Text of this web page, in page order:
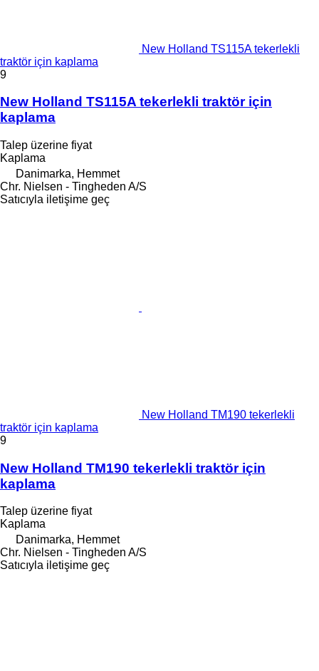
New Holland TS115A tekerlekli
traktör için kaplama
9
New Holland TS115A tekerlekli traktör için
kaplama
Talep üzerine fiyat
Kaplama
Danimarka, Hemmet
Chr. Nielsen - Tingheden A/S
Satıcıyla iletişime geç
New Holland TM190 tekerlekli
traktör için kaplama
9
New Holland TM190 tekerlekli traktör için
kaplama
Talep üzerine fiyat
Kaplama
Danimarka, Hemmet
Chr. Nielsen - Tingheden A/S
Satıcıyla iletişime geç